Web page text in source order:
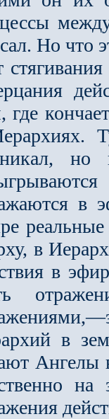
Но что
где
но
в
в
в
в
Ангелы
на